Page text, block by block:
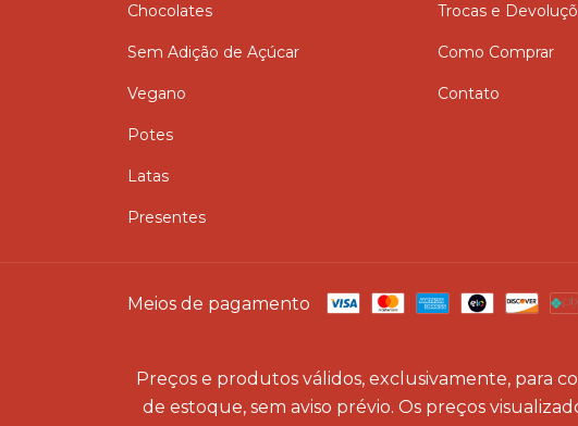
Chocolates
Sem Adição de Açúcar
Vegano
Potes
Latas
Presentes
Trocas e
Como Comprar
Contato
Meios de pagamento
Preços e produtos válidos, exclusivamente, para
de estoque, sem aviso prévio. Os preços